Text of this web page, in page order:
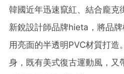
韓國近年迅速竄紅、結合龐克
新銳設計師品牌hieta，將品
用亮面的半透明PVC材質打造
身，既有美式復古運動風，又